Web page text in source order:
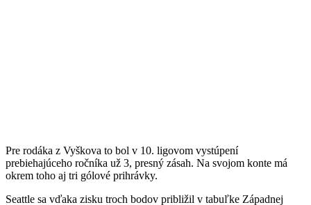
Pre rodáka z Vyškova to bol v 10. ligovom vystúpení
prebiehajúceho ročníka už 3, presný zásah. Na svojom konte má
okrem toho aj tri gólové prihrávky.
Seattle sa vďaka zisku troch bodov približil v tabuľke Západnej